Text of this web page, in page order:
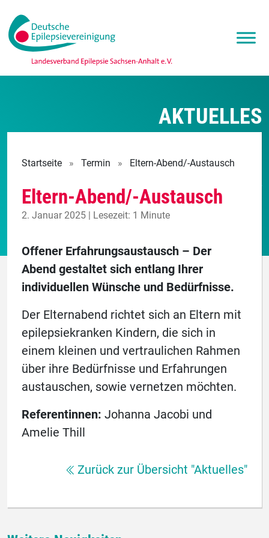
AKTUELLES
Startseite » Termin » Eltern-Abend/-Austausch
Eltern-Abend/-Austausch
2. Januar 2025 | Lesezeit: 1 Minute
Offener Erfahrungsaustausch – Der
Abend gestaltet sich entlang Ihrer
individuellen Wünsche und Bedürfnisse.
Der Elternabend richtet sich an Eltern mit
epilepsiekranken Kindern, die sich in
einem kleinen und vertraulichen Rahmen
über ihre Bedürfnisse und Erfahrungen
austauschen, sowie vernetzen möchten.
Referentinnen: Johanna Jacobi und
Amelie Thill
Zurück zur Übersicht "Aktuelles"